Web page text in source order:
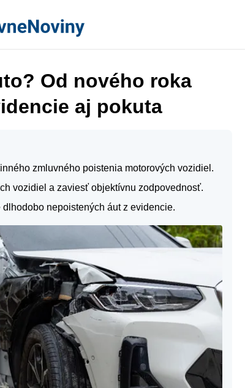
Od nového roka
aj pokuta
zmluvného poistenia motorových vozidiel.
vozidiel a zaviesť objektívnu zodpovednosť.
nepoistených áut z evidencie.